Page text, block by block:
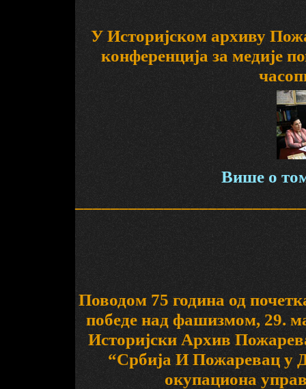
У Историјском архиву
конференција за медије
Више о
Поводом 75 година од
победе над фашизмом, 29.
Историјски Архив
“Србија И Пожаревац у
окупациона